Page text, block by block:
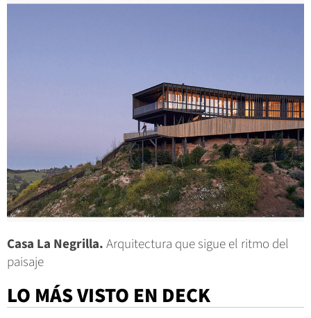
Casa La Negrilla.Arquitectura que sigue el ritmo del
paisaje
LO MÁS VISTO EN DECK